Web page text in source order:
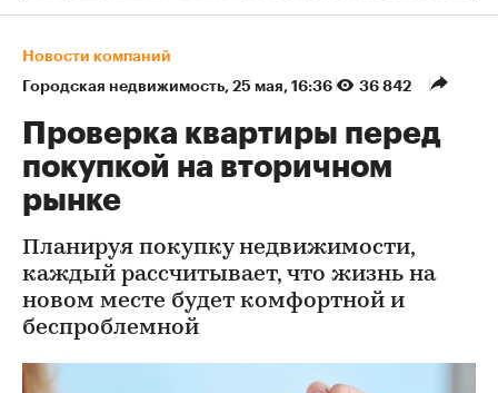
Новости компаний
Городская недвижимость⁠, 25 мая, 16:36 36 842
Проверка квартиры перед
покупкой на вторичном
рынке
Планируя покупку недвижимости,
каждый рассчитывает, что жизнь на
новом месте будет комфортной и
беспроблемной